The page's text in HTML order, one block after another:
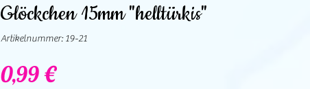
Glöckchen 15mm "helltürkis"
Artikelnummer: 19-21
0,99 €Preis